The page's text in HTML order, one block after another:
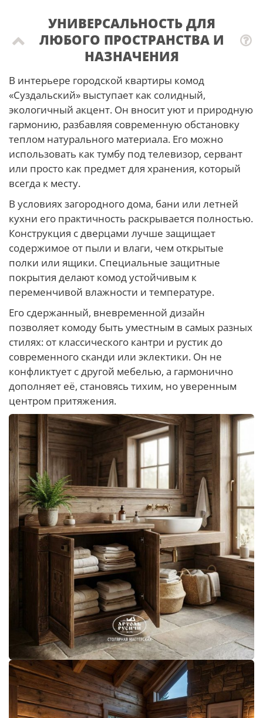
УНИВЕРСАЛЬНОСТЬ ДЛЯ
ЛЮБОГО ПРОСТРАНСТВА И
НАЗНАЧЕНИЯ
В интерьере городской квартиры комод
«Суздальский» выступает как солидный,
экологичный акцент. Он вносит уют и природную
гармонию, разбавляя современную обстановку
теплом натурального материала. Его можно
использовать как тумбу под телевизор, сервант
или просто как предмет для хранения, который
всегда к месту.
В условиях загородного дома, бани или летней
кухни его практичность раскрывается полностью.
Конструкция с дверцами лучше защищает
содержимое от пыли и влаги, чем открытые
полки или ящики. Специальные защитные
покрытия делают комод устойчивым к
переменчивой влажности и температуре.
Его сдержанный, вневременной дизайн
позволяет комоду быть уместным в самых разных
стилях: от классического кантри и рустик до
современного сканди или эклектики. Он не
конфликтует с другой мебелью, а гармонично
дополняет её, становясь тихим, но уверенным
центром притяжения.